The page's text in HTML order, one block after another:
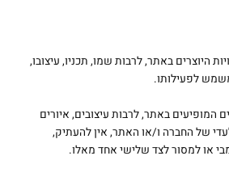
היוצרים באתר, לרבות שמו, תכניו, עיצובו,
לפעילותו.
המופיעים באתר, לרבות עיצובים, איורים
של החברה ו/או האתר, אין להעתיק,
או למסור לצד שלישי אחד מאלו.